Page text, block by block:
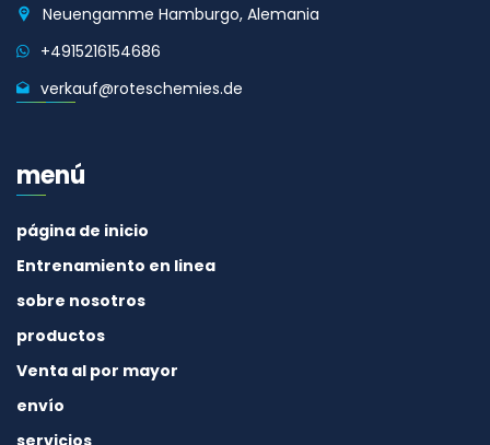
Neuengamme Hamburgo, Alemania
+4915216154686
verkauf@roteschemies.de
menú
página de inicio
Entrenamiento en linea
sobre nosotros
productos
Venta al por mayor
envío
servicios